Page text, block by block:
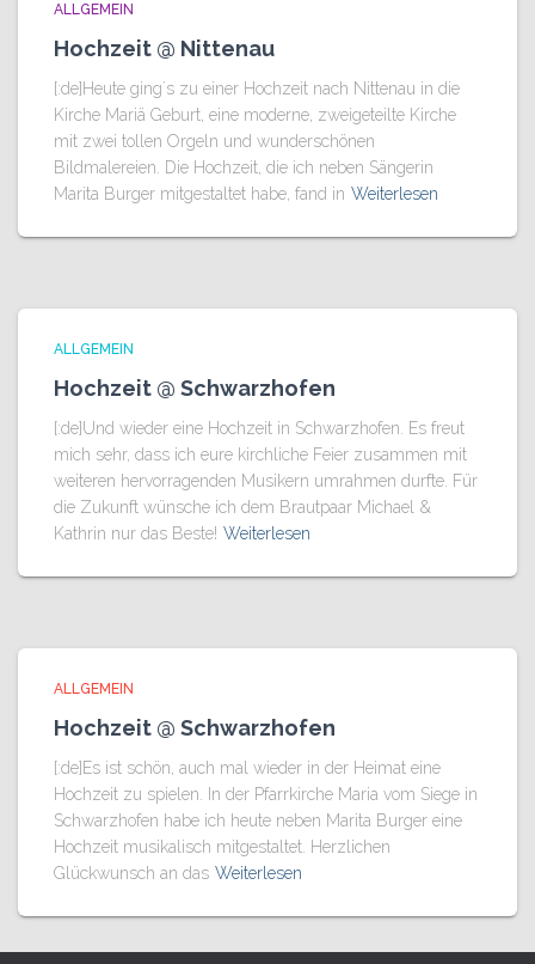
ALLGEMEIN
Hochzeit @ Nittenau
[:de]Heute ging´s zu einer Hochzeit nach Nittenau in die
Kirche Mariä Geburt, eine moderne, zweigeteilte Kirche
mit zwei tollen Orgeln und wunderschönen
Bildmalereien. Die Hochzeit, die ich neben Sängerin
Marita Burger mitgestaltet habe, fand in Weiterlesen
ALLGEMEIN
Hochzeit @ Schwarzhofen
[:de]Und wieder eine Hochzeit in Schwarzhofen. Es freut
mich sehr, dass ich eure kirchliche Feier zusammen mit
weiteren hervorragenden Musikern umrahmen durfte. Für
die Zukunft wünsche ich dem Brautpaar Michael &
Kathrin nur das Beste! Weiterlesen
ALLGEMEIN
Hochzeit @ Schwarzhofen
[:de]Es ist schön, auch mal wieder in der Heimat eine
Hochzeit zu spielen. In der Pfarrkirche Maria vom Siege in
Schwarzhofen habe ich heute neben Marita Burger eine
Hochzeit musikalisch mitgestaltet. Herzlichen
Glückwunsch an das Weiterlesen